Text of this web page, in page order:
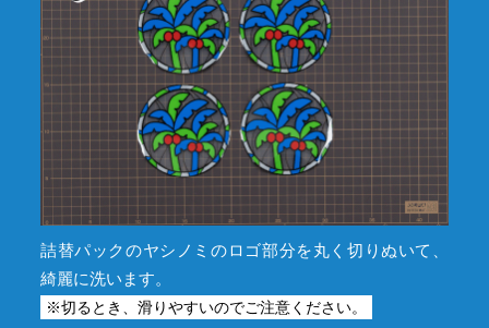
詰替パックのヤシノミのロゴ部分を丸く切りぬいて、
綺麗に洗います。
※切るとき、滑りやすいのでご注意ください。